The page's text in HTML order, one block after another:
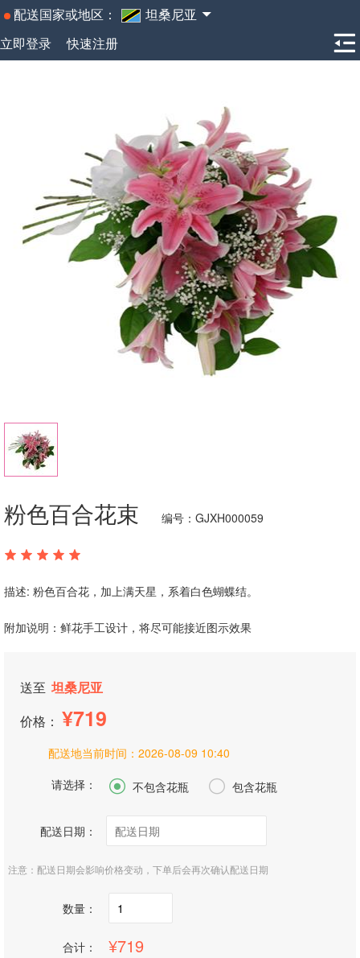
配送国家或地区：
坦桑尼亚
立即登录
快速注册
粉色百合花束 编号：GJXH000059
描述: 粉色百合花，加上满天星，系着白色蝴蝶结。
附加说明：鲜花手工设计，将尽可能接近图示效果
送至 坦桑尼亚
价格：
719
配送地当前时间： 2026-08-09 10:40
请选择：
 不包含花瓶  包含花瓶
配送日期：
注意：配送日期会影响价格变动，下单后会再次确认配送日期
数量：
合计： 719